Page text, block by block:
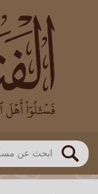
بحث
العالم
بن باز
اللجنة الدائمة